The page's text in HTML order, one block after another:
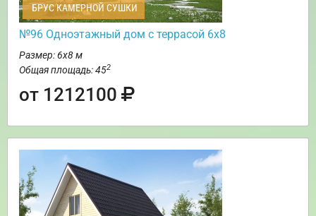
БРУС КАМЕРНОЙ СУШКИ
№96 Одноэтажный дом с террасой 6х8
Размер: 6х8 м
Общая площадь: 452
от 1212100